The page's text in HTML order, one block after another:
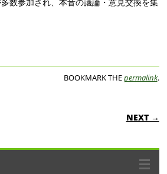
数参加され、本音の議論・意見交換を集
BOOKMARK THEpermalink.
NEXT →